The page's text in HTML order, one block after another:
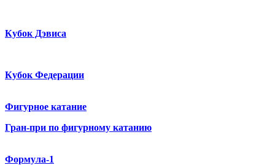
Кубок Дэвиса
Кубок Федерации
Фигурное катание
Гран-при по фигурному катанию
Формула-1